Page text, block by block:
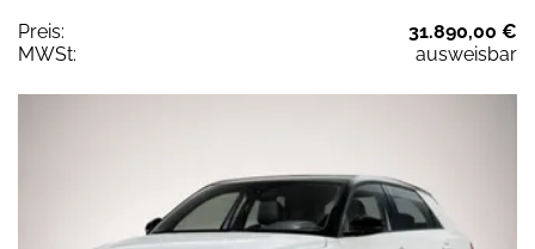
Preis:
31.890,00 €
MWSt:
ausweisbar